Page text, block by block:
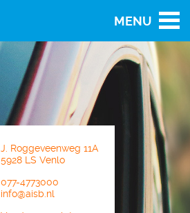
MENU
J. Roggeveenweg 11A
5928 LS Venlo
077-4773000
info@aisb.nl